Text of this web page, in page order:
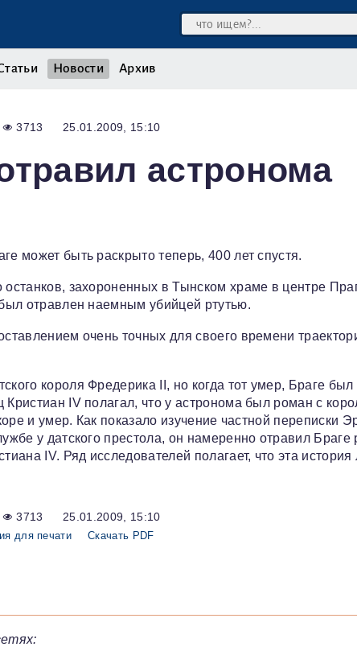
Новости Архив
3713 25.01.2009, 15:10
астронома
может быть раскрыто теперь, 400 лет спустя.
захороненных в Тынском храме в центре
отравлен наемным убийцей ртутью.
очень точных для своего времени
короля Фредерика II, но когда тот умер, Браге был
IV полагал, что у астронома был роман с
и умер. Как показало изучение частной переписки
у датского престола, он намеренно отравил Браге
IV. Ряд исследователей полагает, что эта история
3713 25.01.2009, 15:10
для печати Скачать PDF